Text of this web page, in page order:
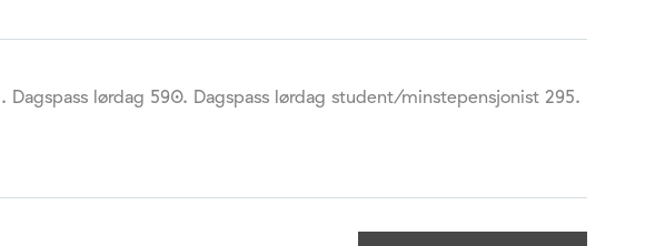
lørdag 590. Dagspass lørdag student/minstepensjonist 295.